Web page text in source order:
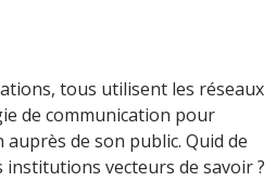
tous utilisent les réseaux
de communication pour
de son public. Quid de
institutions vecteurs de savoir ?